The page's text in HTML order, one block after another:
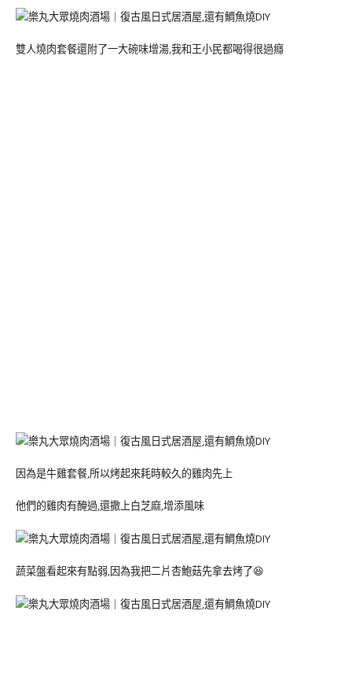
雙人燒肉套餐還附了一大碗味增湯,我和王小民都喝得很過癮
因為是牛雞套餐,所以烤起來耗時較久的雞肉先上
他們的雞肉有醃過,還撒上白芝麻,增添風味
蔬菜盤看起來有點弱,因為我把二片杏鮑菇先拿去烤了😆